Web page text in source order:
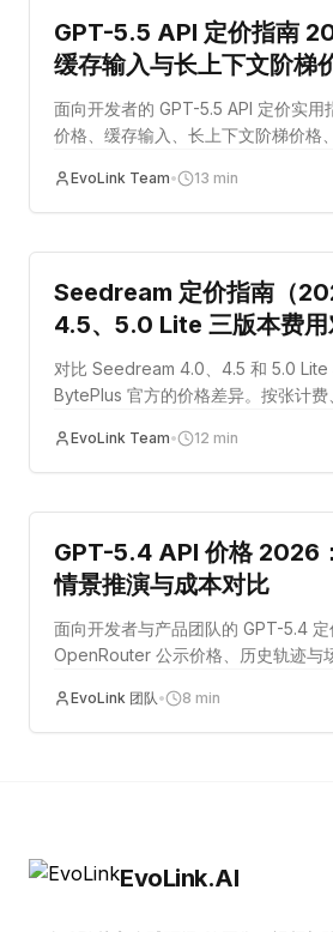
GPT-5.5 API 定价指南
缓存输入与长上下文阶梯
面向开发者的 GPT-5.5 API 定价实
价格、缓存输入、长上下文阶梯价格
EvoLink Team• 13 min
guide
Seedream 定价指南（
4.5、5.0 Lite 三版本费用
对比 Seedream 4.0、4.5 和 5.0 Lite
BytePlus 官方的价格差异。按张计费
EvoLink Team• 12 min
成本优化
GPT-5.4 API 价格 2026
情景推演与成本对比
面向开发者与产品团队的 GPT-5.4
OpenRouter 公示价格、历史轨迹与
EvoLink 团队• 8 min
EvoLink.AI